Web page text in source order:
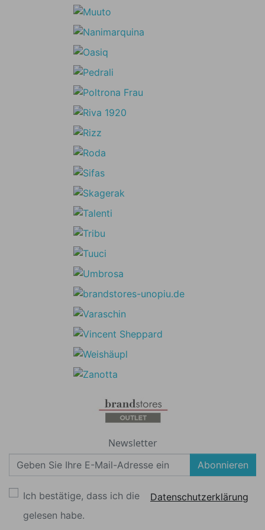
Newsletter
Abonnieren
Ich bestätige, dass ich die
Datenschutzerklärung
gelesen habe.